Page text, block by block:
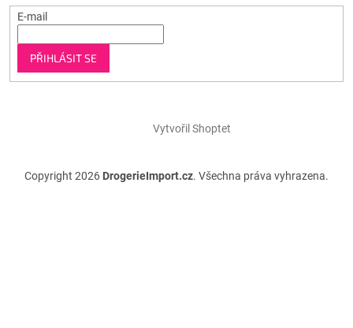
E-mail
PŘIHLÁSIT SE
Vytvořil Shoptet
Copyright 2026 DrogerieImport.cz. Všechna práva vyhrazena.